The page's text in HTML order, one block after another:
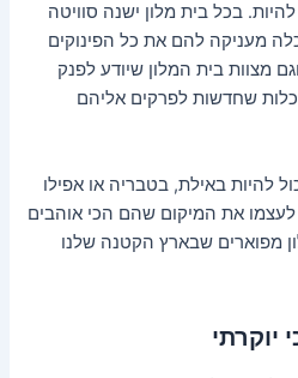
בכל בית מלון ישנה סוויטה
מעניקה להם את כל הפינוקים
מצוות בית המלון שיודע לפנק
שחדשות לפרקים אליהם
להיות באילת, בטבריה או אפילו
את המיקום שהם הכי אוהבים
מפוארים שבארץ הקטנה שלנו
יוקרתי